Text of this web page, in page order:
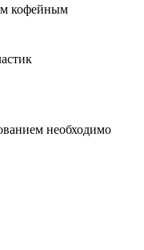
кофейным
необходимо